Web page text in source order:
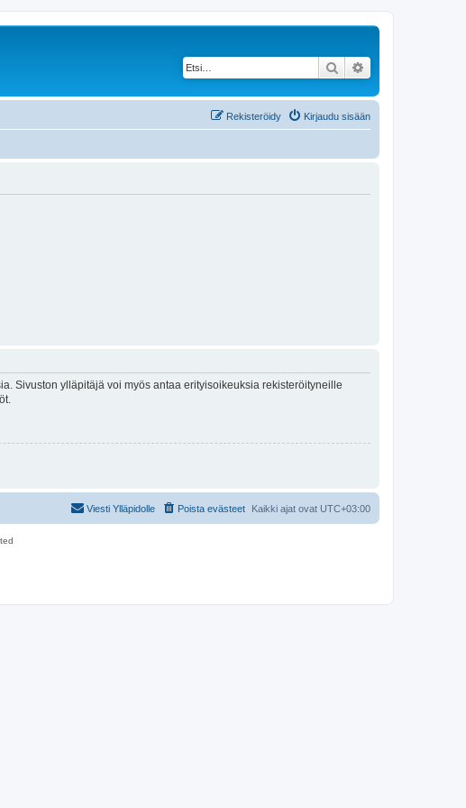
Etsi
Kirjaudu sisään
Rekisteröidy
Sivuston ylläpitäjä voi myös antaa erityisoikeuksia rekisteröityneille
Kaikki ajat ovat UTC+03:00
Poista evästeet
Viesti Ylläpidolle